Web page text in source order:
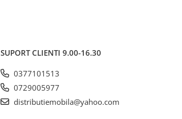
SUPORT CLIENTI 9.00-16.30
0377101513
0729005977
distributiemobila@yahoo.com